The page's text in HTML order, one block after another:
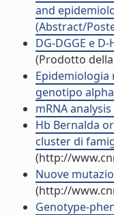
and
(Abstract/
DG-DGGE e
(Prodotto
genotipo
mRNA
Hb Bernalda
cluster di
(http://
Nuove
(http://
Genotype-